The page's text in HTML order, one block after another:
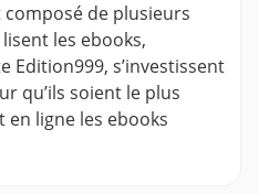
de plusieurs
les ebooks,
Edition999, s’investissent
qu’ils soient le plus
ligne les ebooks